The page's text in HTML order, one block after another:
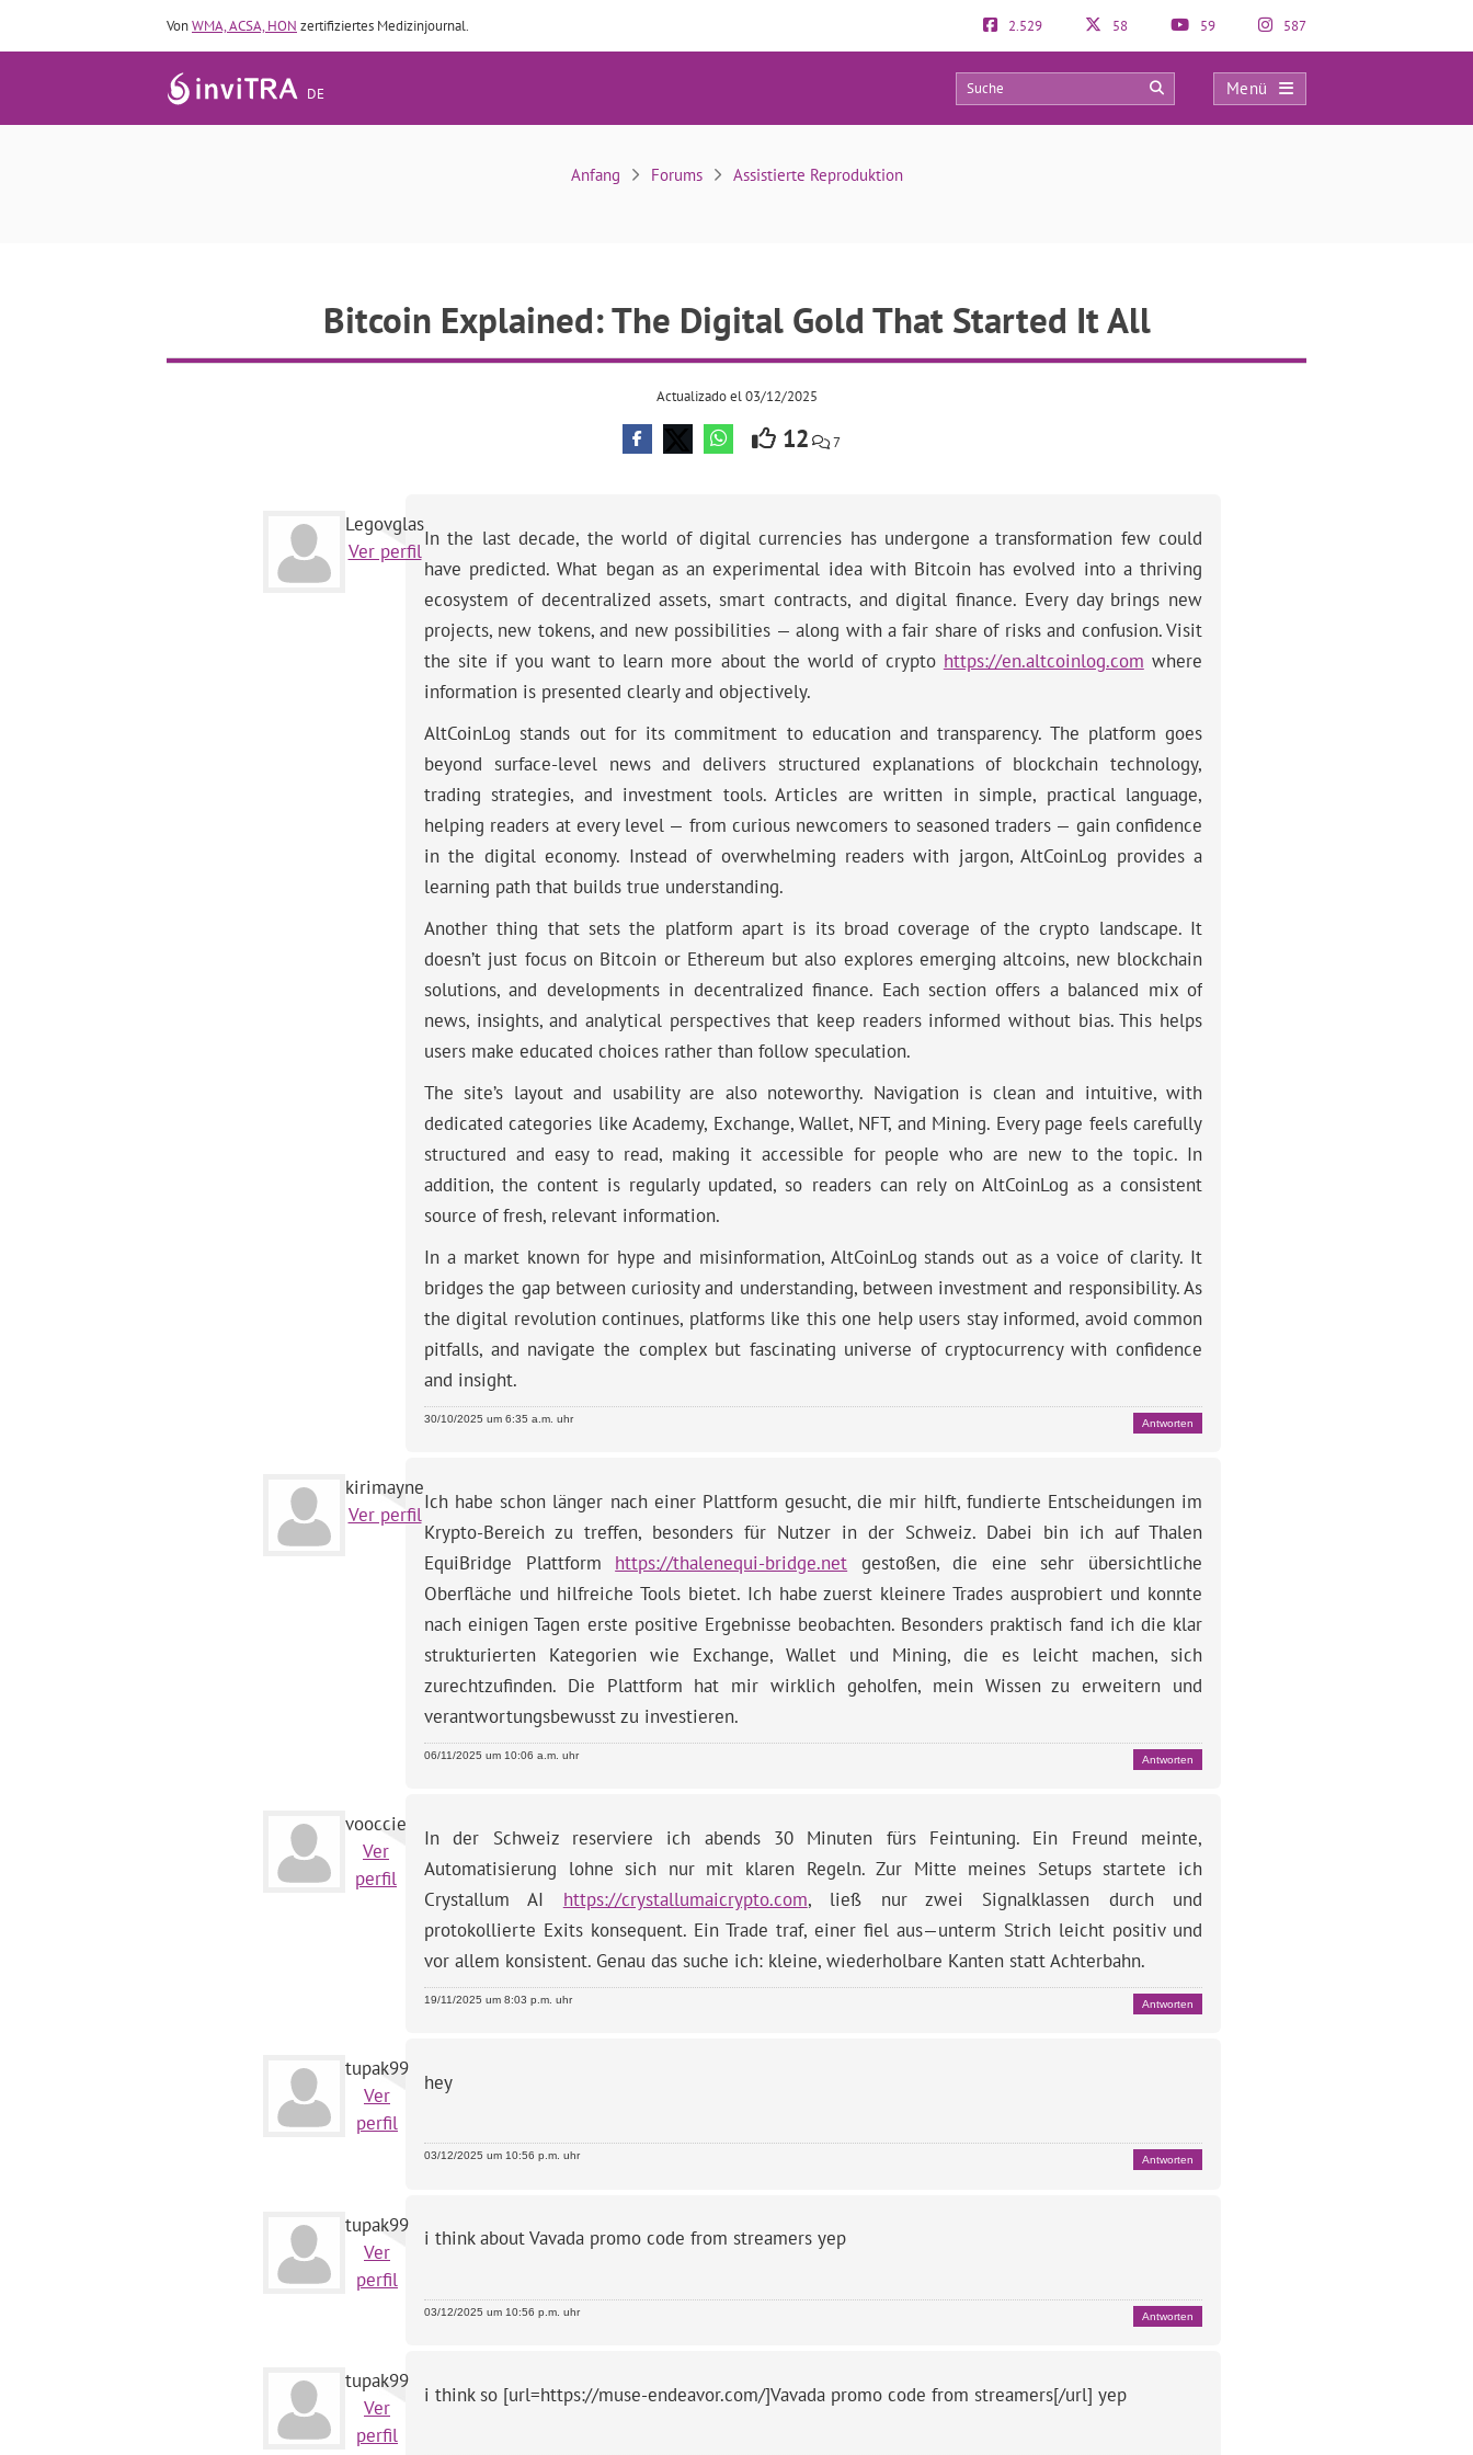
VonWMA, ACSA, HON zertifiziertes Medizinjournal. 2.529 58 59 587
DE
Menü
Bitcoin Explained: The Digital Gold That Started It All
5 0
Anfang Forums Assistierte Reproduktion
Bitcoin Explained: The Digital Gold That Started It All
Actualizado el 03/12/2025
12 7
Legovglas
Ver perfil
In the last decade, the world of digital currencies has undergone a transformation few could
have predicted. What began as an experimental idea with Bitcoin has evolved into a thriving
ecosystem of decentralized assets, smart contracts, and digital finance. Every day brings new
projects, new tokens, and new possibilities — along with a fair share of risks and confusion. Visit
the site if you want to learn more about the world of crypto https://en.altcoinlog.com where
information is presented clearly and objectively.
AltCoinLog stands out for its commitment to education and transparency. The platform goes
beyond surface-level news and delivers structured explanations of blockchain technology,
trading strategies, and investment tools. Articles are written in simple, practical language,
helping readers at every level — from curious newcomers to seasoned traders — gain confidence
in the digital economy. Instead of overwhelming readers with jargon, AltCoinLog provides a
learning path that builds true understanding.
Another thing that sets the platform apart is its broad coverage of the crypto landscape. It
doesn’t just focus on Bitcoin or Ethereum but also explores emerging altcoins, new blockchain
solutions, and developments in decentralized finance. Each section offers a balanced mix of
news, insights, and analytical perspectives that keep readers informed without bias. This helps
users make educated choices rather than follow speculation.
The site’s layout and usability are also noteworthy. Navigation is clean and intuitive, with
dedicated categories like Academy, Exchange, Wallet, NFT, and Mining. Every page feels carefully
structured and easy to read, making it accessible for people who are new to the topic. In
addition, the content is regularly updated, so readers can rely on AltCoinLog as a consistent
source of fresh, relevant information.
In a market known for hype and misinformation, AltCoinLog stands out as a voice of clarity. It
bridges the gap between curiosity and understanding, between investment and responsibility. As
the digital revolution continues, platforms like this one help users stay informed, avoid common
pitfalls, and navigate the complex but fascinating universe of cryptocurrency with confidence
and insight.
30/10/2025 um 6:35 a.m. uhr Antworten
kirimayne
Ver perfil
Ich habe schon länger nach einer Plattform gesucht, die mir hilft, fundierte Entscheidungen im
Krypto-Bereich zu treffen, besonders für Nutzer in der Schweiz. Dabei bin ich auf Thalen
EquiBridge Plattform https://thalenequi-bridge.net gestoßen, die eine sehr übersichtliche
Oberfläche und hilfreiche Tools bietet. Ich habe zuerst kleinere Trades ausprobiert und konnte
nach einigen Tagen erste positive Ergebnisse beobachten. Besonders praktisch fand ich die klar
strukturierten Kategorien wie Exchange, Wallet und Mining, die es leicht machen, sich
zurechtzufinden. Die Plattform hat mir wirklich geholfen, mein Wissen zu erweitern und
verantwortungsbewusst zu investieren.
06/11/2025 um 10:06 a.m. uhr Antworten
vooccie
Ver
perfil
In der Schweiz reserviere ich abends 30 Minuten fürs Feintuning. Ein Freund meinte,
Automatisierung lohne sich nur mit klaren Regeln. Zur Mitte meines Setups startete ich
Crystallum AI https://crystallumaicrypto.com, ließ nur zwei Signalklassen durch und
protokollierte Exits konsequent. Ein Trade traf, einer fiel aus—unterm Strich leicht positiv und
vor allem konsistent. Genau das suche ich: kleine, wiederholbare Kanten statt Achterbahn.
19/11/2025 um 8:03 p.m. uhr Antworten
tupak99
Ver
perfil
hey
03/12/2025 um 10:56 p.m. uhr Antworten
tupak99
Ver
perfil
i think aboutVavada promo code from streamers yep
03/12/2025 um 10:56 p.m. uhr Antworten
tupak99
Ver
perfil
i think so [url=https://muse-endeavor.com/]Vavada promo code from streamers[/url] yep